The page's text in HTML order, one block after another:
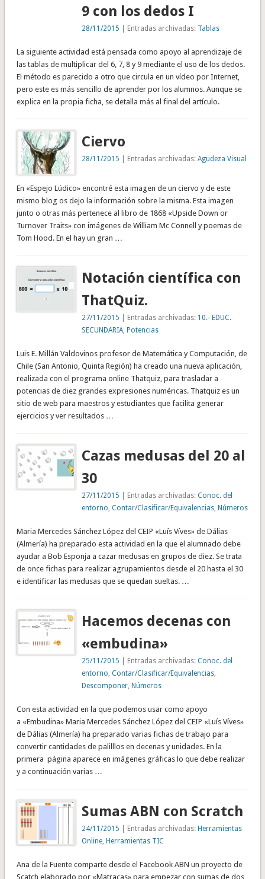
9 con los dedos I
28/11/2015 | Entradas archivadas: Tablas
La siguiente actividad está pensada como apoyo al aprendizaje de
las tablas de multiplicar del 6, 7, 8 y 9 mediante el uso de los dedos.
El método es parecido a otro que circula en un vídeo por Internet,
pero este es más sencillo de aprender por los alumnos. Aunque se
explica en la propia ficha, se detalla más al final del artículo.
Ciervo
28/11/2015 | Entradas archivadas:Agudeza Visual
En «Espejo Lúdico» encontré esta imagen de un ciervo y de este
mismo blog os dejo la información sobre la misma. Esta imagen
junto o otras más pertenece al libro de 1868 «Upside Down or
Turnover Traits» con imágenes de William Mc Connell y poemas de
Tom Hood. En el hay un gran …
Notación científica con
ThatQuiz.
27/11/2015 | Entradas archivadas: 10.- EDUC.
SECUNDARIA, Potencias
Luis E. Millán Valdovinos profesor de Matemática y Computación, de
Chile (San Antonio, Quinta Región) ha creado una nueva aplicación,
realizada con el programa online Thatquiz, para trasladar a
potencias de diez grandes expresiones numéricas. Thatquiz es un
sitio de web para maestros y estudiantes que facilita generar
ejercicios y ver resultados …
Cazas medusas del 20 al
30
27/11/2015 | Entradas archivadas:Conoc. del
entorno,Contar/Clasificar/Equivalencias, Números
Maria Mercedes Sánchez López del CEIP «Luís Víves» de Dálias
(Almería) ha preparado esta actividad en la que el alumnado debe
ayudar a Bob Esponja a cazar medusas en grupos de diez. Se trata
de once fichas para realizar agrupamientos desde el 20 hasta el 30
e identificar las medusas que se quedan sueltas. …
Hacemos decenas con
«embudina»
25/11/2015 | Entradas archivadas:Conoc. del
entorno,Contar/Clasificar/Equivalencias,
Descomponer, Números
Con esta actividad en la que podemos usar como apoyo
a «Embudina» Maria Mercedes Sánchez López del CEIP «Luís Víves»
de Dálias (Almería) ha preparado varias fichas de trabajo para
convertir cantidades de palilllos en decenas y unidades. En la
primera página aparece en imágenes gráficas lo que debe realizar
y a continuación varias …
Sumas ABN con Scratch
24/11/2015 | Entradas archivadas: Herramientas
Online, Herramientas TIC
Ana de la Fuente comparte desde el Facebook ABN un proyecto de
Scatch elaborado por «Matracas» para empezar con sumas de dos